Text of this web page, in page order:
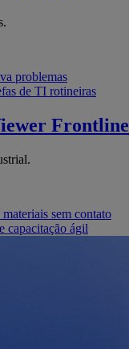
problemas
de TI rotineiras
Frontline
sem contato
capacitação ágil